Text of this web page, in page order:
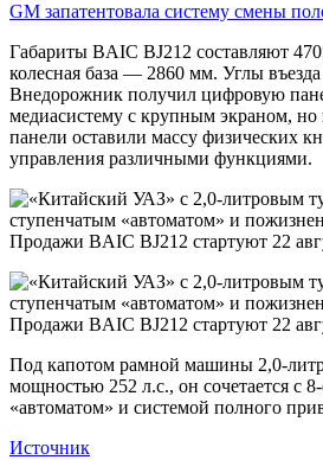
GM запатентовала систему смены
Габариты BAIC BJ212 составляют
колесная база — 2860 мм. Углы
Внедорожник получил цифровую
медиасистему с крупным экраном, но
панели оставили массу физических
управления различными функциями.
Под капотом рамной машины 2,0-
мощностью 252 л.с., он сочетается с
«автоматом» и системой полного
Источник